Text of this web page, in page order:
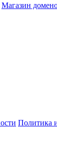
Магазин
Политика